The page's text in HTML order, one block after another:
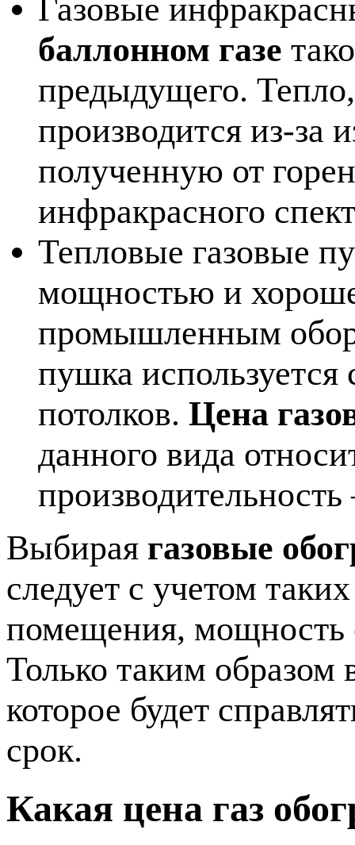
Газовые
баллонном газе
предыдущего.
производится из-за
полученную от
инфракрасного
Тепловые газовые
мощностью и
промышленным
пушка
потолков. Цена
данного вида
Выбирая газовые
следует с учетом
помещения, мощность
Только таким
которое будет
срок.
Какая цена газ